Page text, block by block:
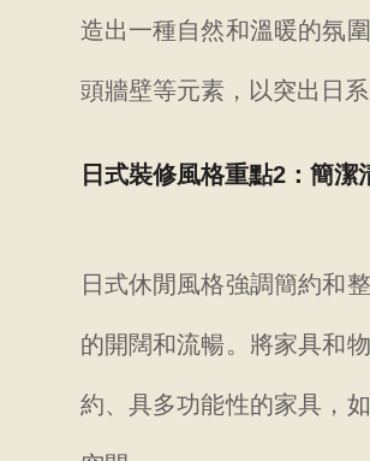
造出一種自然和溫暖的氛
頭牆壁等元素，以突出日系
日式裝修風格重點2：簡潔
日式休閒風格強調簡約和
的開闊和流暢。將家具和
約、具多功能性的家具，